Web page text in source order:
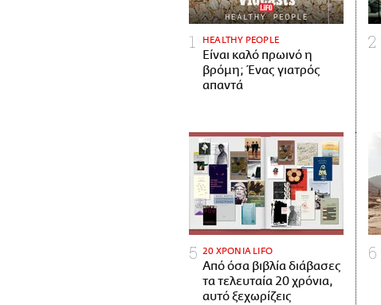
HEALTHY PEOPLE
Είναι καλό πρωινό η
βρόμη; Ένας γιατρός
απαντά
20 ΧΡΟΝΙΑ LIFO
Από όσα βιβλία διάβασες
τα τελευταία 20 χρόνια,
αυτό ξεχωρίζεις